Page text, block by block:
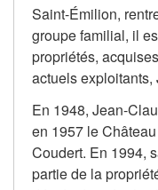
Saint-Émilion,
groupe familial, il
propriétés,
actuels
En 1948, Jean-
en 1957 le
Coudert. En 1994,
partie de la